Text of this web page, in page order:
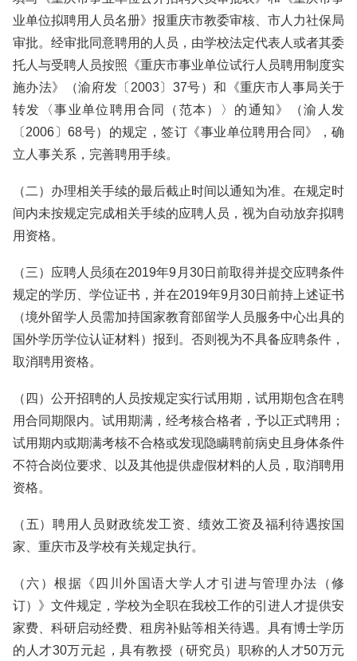
业单位拟聘用人员名册》报重庆市教委审核、市人力社保局
审批。经审批同意聘用的人员，由学校法定代表人或者其委
托人与受聘人员按照《重庆市事业单位试行人员聘用制度实
施办法》（渝府发〔2003〕37号）和《重庆市人事局关于
转发〈事业单位聘用合同（范本）〉的通知》（渝人发
〔2006〕68号）的规定，签订《事业单位聘用合同》，确
立人事关系，完善聘用手续。
（二）办理相关手续的最后截止时间以通知为准。在规定时
间内未按规定完成相关手续的应聘人员，视为自动放弃拟聘
用资格。
（三）应聘人员须在2019年9月30日前取得并提交应聘条件
规定的学历、学位证书，并在2019年9月30日前持上述证书
（境外留学人员需加持国家教育部留学人员服务中心出具的
国外学历学位认证材料）报到。否则视为不具备应聘条件，
取消聘用资格。
（四）公开招聘的人员按规定实行试用期，试用期包含在聘
用合同期限内。试用期满，经考核合格者，予以正式聘用；
试用期内或期满考核不合格或发现隐瞒聘前病史且身体条件
不符合岗位要求、以及其他提供虚假材料的人员，取消聘用
资格。
（五）聘用人员财政统发工资、绩效工资及福利待遇按国
家、重庆市及学校有关规定执行。
（六）根据《四川外国语大学人才引进与管理办法（修
订）》文件规定，学校为全职在我校工作的引进人才提供安
家费、科研启动经费、租房补贴等相关待遇。具有博士学历
的人才30万元起，具有教授（研究员）职称的人才50万元